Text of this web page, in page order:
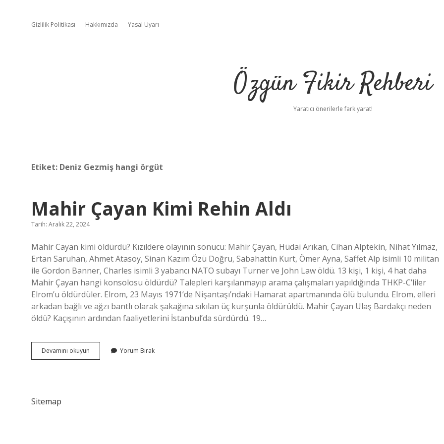
Gizlilik Politikası Hakkımızda Yasal Uyarı
Özgün Fikir Rehberi
Yaratıcı önerilerle fark yarat!
Etiket: Deniz Gezmiş hangi örgüt
Mahir Çayan Kimi Rehin Aldı
Tarih: Aralık 22, 2024
Mahir Cayan kimi öldürdü? Kızıldere olayının sonucu: Mahir Çayan, Hüdai Arıkan, Cihan Alptekin, Nihat Yılmaz,
Ertan Saruhan, Ahmet Atasoy, Sinan Kazım Özü Doğru, Sabahattin Kurt, Ömer Ayna, Saffet Alp isimli 10 militan
ile Gordon Banner, Charles isimli 3 yabancı NATO subayı Turner ve John Law öldü. 13 kişi, 1 kişi, 4 hat daha
Mahir Çayan hangi konsolosu öldürdü? Talepleri karşılanmayıp arama çalışmaları yapıldığında THKP-C’liler
Elrom’u öldürdüler. Elrom, 23 Mayıs 1971’de Nişantaşı’ndaki Hamarat apartmanında ölü bulundu. Elrom, elleri
arkadan bağlı ve ağzı bantlı olarak şakağına sıkılan üç kurşunla öldürüldü. Mahir Çayan Ulaş Bardakçı neden
öldü? Kaçışının ardından faaliyetlerini İstanbul’da sürdürdü. 19…
Devamını okuyun
Çayan
Yorum Bırak
Sitemap